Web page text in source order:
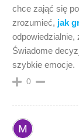
chce zająć się
zrozumieć, jak
odpowiedzialnie,
Świadome
szybkie emocje.
0